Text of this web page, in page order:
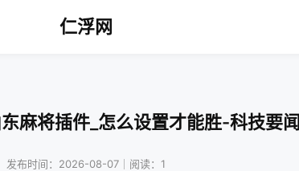
仁浮网
麻将插件_怎么设置才能胜-科技要闻
发布时间：2026-08-07｜阅读：1